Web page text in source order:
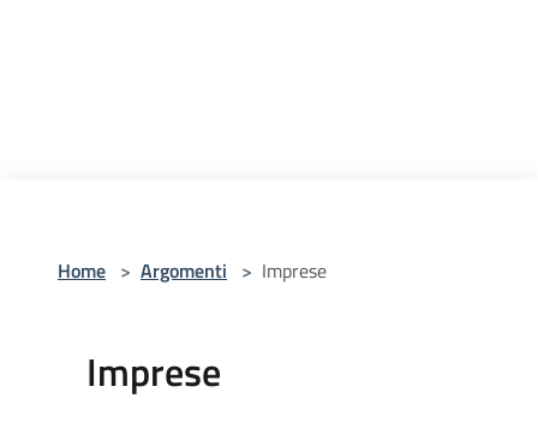
Home > Argomenti > Imprese
Imprese